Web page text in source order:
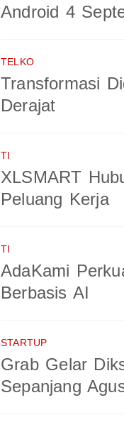
Android 4
TELKO
Transformasi
Derajat
TI
XLSMART
Peluang Kerja
TI
AdaKami
Berbasis AI
STARTUP
Grab Gelar
Sepanjang